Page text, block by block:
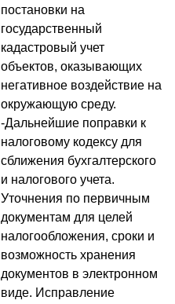
постановки на
государственный
кадастровый учет
объектов, оказывающих
негативное воздействие на
окружающую среду.
-Дальнейшие поправки к
налоговому кодексу для
сближения бухгалтерского
и налогового учета.
Уточнения по первичным
документам для целей
налогообложения, сроки и
возможность хранения
документов в электронном
виде. Исправление